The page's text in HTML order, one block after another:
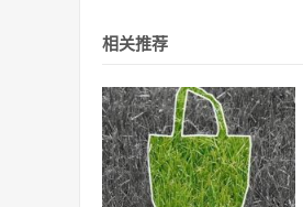
相关推荐